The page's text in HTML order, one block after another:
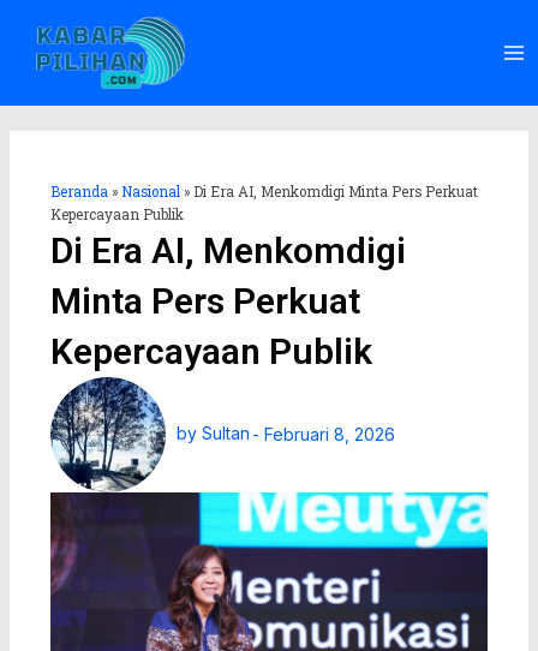
konten
Beranda » Nasional » Di Era AI, Menkomdigi Minta Pers Perkuat
Kepercayaan Publik
Di Era AI, Menkomdigi
Minta Pers Perkuat
Kepercayaan Publik
bySultan - Februari 8, 2026